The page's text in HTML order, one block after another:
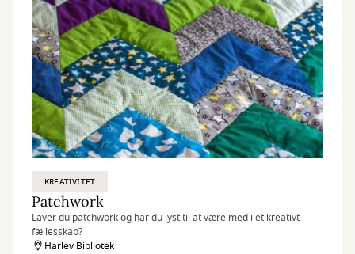
KREATIVITET
Patchwork
Laver du patchwork og har du lyst til at være med i et kreativt
fællesskab?
Harlev Bibliotek